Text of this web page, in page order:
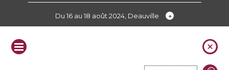
Du 16 au 18 août 2024, Deauville